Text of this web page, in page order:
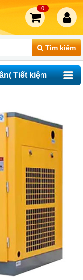
Tìm kiếm
0
Tiết kiệm